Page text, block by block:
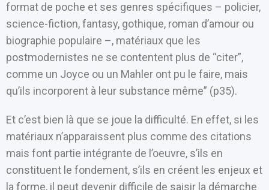
format de poche et ses genres spécifiques – policier,
science-fiction, fantasy, gothique, roman d’amour ou
biographie populaire –, matériaux que les
postmodernistes ne se contentent plus de “citer”,
comme un Joyce ou un Mahler ont pu le faire, mais
qu’ils incorporent à leur substance même” (p35).
Et c’est bien là que se joue la difficulté. En effet, si les
matériaux n’apparaissent plus comme des citations
mais font partie intégrante de l’oeuvre, s’ils en
constituent le fondement, s’ils en créent les enjeux et
la forme, il peut devenir difficile de saisir la démarche